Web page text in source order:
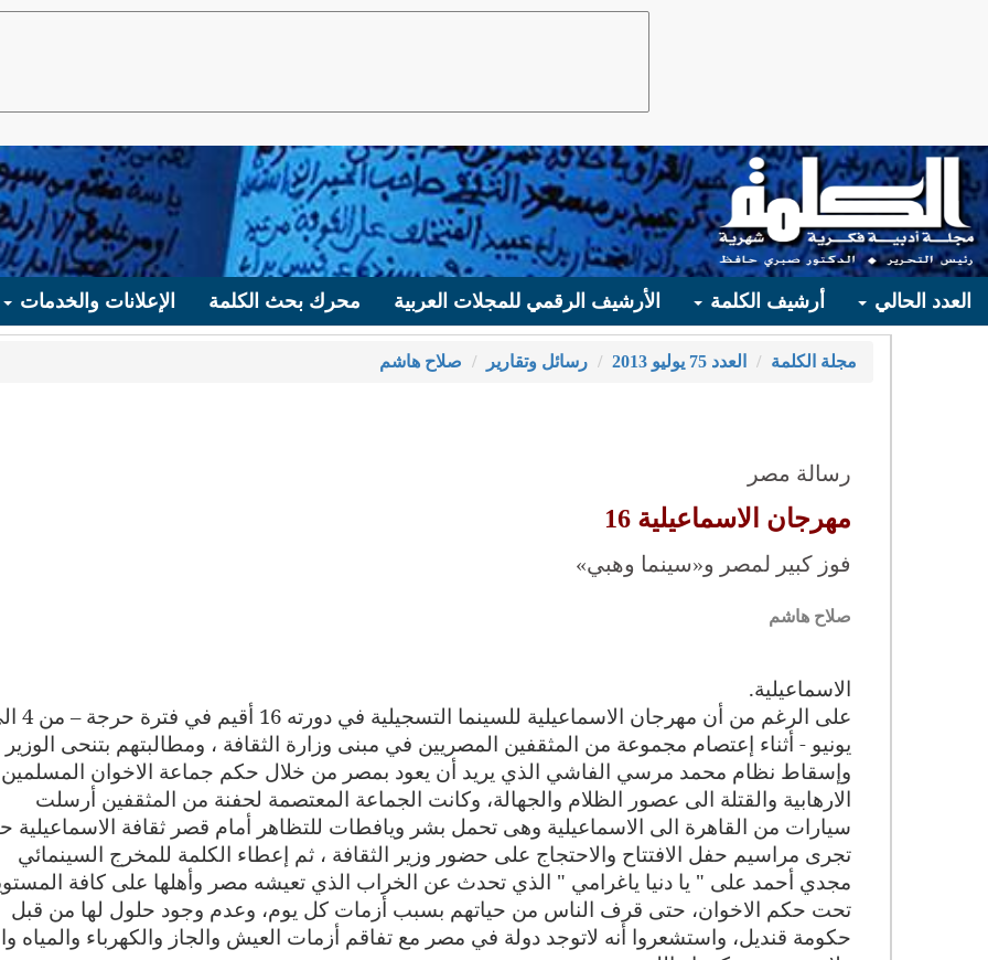
العدد الحالي أرشيف الكلمة الأرشيف الرقمي للمجلات العربية محرك بحث الكلمة الإعلانات والخدمات
مجلة الكلمة العدد 75 يوليو 2013 رسائل وتقارير صلاح هاشم
رسالة مصر
مهرجان الاسماعيلية 16
فوز كبير لمصر و«سينما وهبي»
صلاح هاشم
الاسماعيلية.
يونيو - أثناء إعتصام مجموعة من المثقفين المصريين في مبنى وزارة الثقافة ، ومطالبتهم بتنحى الوزير
وإسقاط نظام محمد مرسي الفاشي الذي يريد أن يعود بمصر من خلال حكم جماعة الاخوان المسلمين
الارهابية والقتلة الى عصور الظلام والجهالة، وكانت الجماعة المعتصمة لحفنة من المثقفين أرسلت
سيارات من القاهرة الى الاسماعيلية وهى تحمل بشر ويافطات للتظاهر أمام قصر ثقافة الاسماعيلية
تجرى مراسيم حفل الافتتاح والاحتجاج على حضور وزير الثقافة ، ثم إعطاء الكلمة للمخرج السينمائي
مجدي أحمد على " يا دنيا ياغرامي " الذي تحدث عن الخراب الذي تعيشه مصر وأهلها على كافة
تحت حكم الاخوان، حتى قرف الناس من حياتهم بسبب أزمات كل يوم، وعدم وجود حلول لها من قبل
حكومة قنديل، واستشعروا أنه لاتوجد دولة في مصر مع تفاقم أزمات العيش والجاز والكهرباء والمياه